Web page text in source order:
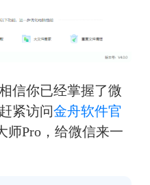
信你已经掌握了微
紧访问金舟软件官
师Pro，给微信来一